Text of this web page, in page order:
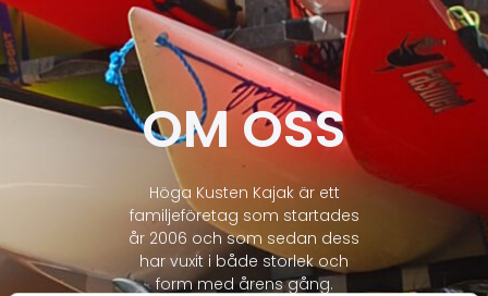
OM OSS
Höga Kusten Kajak är ett
familjeföretag som startades
år 2006 och som sedan dess
har vuxit i både storlek och
form med årens gång.